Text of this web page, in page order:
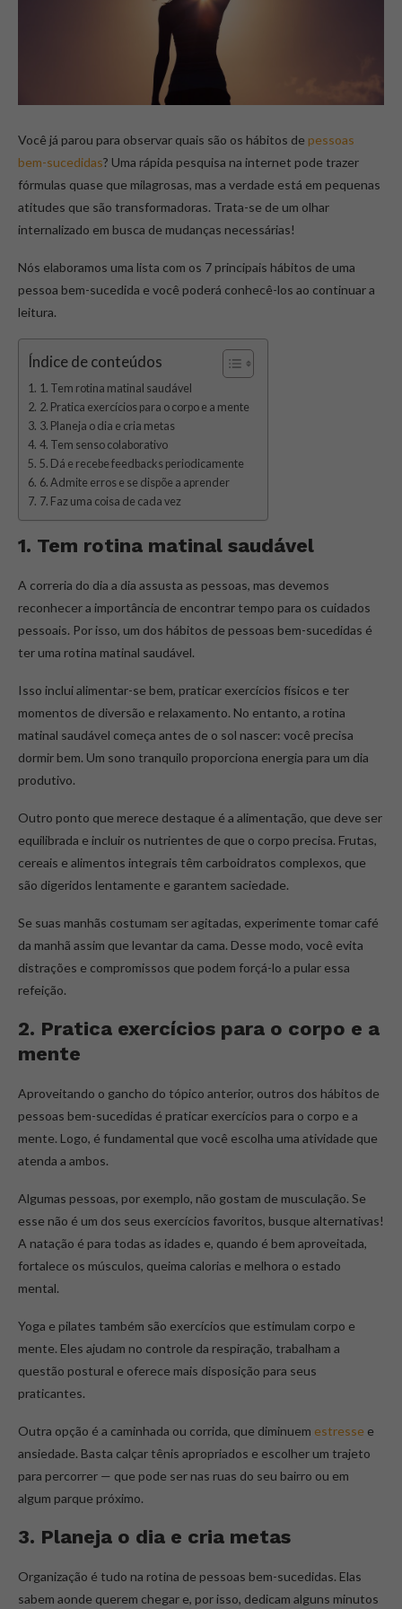
Você já parou para observar quais são os hábitos de pessoas
bem-sucedidas? Uma rápida pesquisa na internet pode trazer
fórmulas quase que milagrosas, mas a verdade está em pequenas
atitudes que são transformadoras. Trata-se de um olhar
internalizado em busca de mudanças necessárias!
Nós elaboramos uma lista com os 7 principais hábitos de uma
pessoa bem-sucedida e você poderá conhecê-los ao continuar a
leitura.
Índice de conteúdos
1. Tem rotina matinal saudável
2. Pratica exercícios para o corpo e a mente
3. Planeja o dia e cria metas
4. Tem senso colaborativo
5. Dá e recebe feedbacks periodicamente
6. Admite erros e se dispõe a aprender
7. Faz uma coisa de cada vez
1. Tem rotina matinal saudável
A correria do dia a dia assusta as pessoas, mas devemos
reconhecer a importância de encontrar tempo para os cuidados
pessoais. Por isso, um dos hábitos de pessoas bem-sucedidas é
ter uma rotina matinal saudável.
Isso inclui alimentar-se bem, praticar exercícios físicos e ter
momentos de diversão e relaxamento. No entanto, a rotina
matinal saudável começa antes de o sol nascer: você precisa
dormir bem. Um sono tranquilo proporciona energia para um dia
produtivo.
Outro ponto que merece destaque é a alimentação, que deve ser
equilibrada e incluir os nutrientes de que o corpo precisa. Frutas,
cereais e alimentos integrais têm carboidratos complexos, que
são digeridos lentamente e garantem saciedade.
Se suas manhãs costumam ser agitadas, experimente tomar café
da manhã assim que levantar da cama. Desse modo, você evita
distrações e compromissos que podem forçá-lo a pular essa
refeição.
2. Pratica exercícios para o corpo e a
mente
Aproveitando o gancho do tópico anterior, outros dos hábitos de
pessoas bem-sucedidas é praticar exercícios para o corpo e a
mente. Logo, é fundamental que você escolha uma atividade que
atenda a ambos.
Algumas pessoas, por exemplo, não gostam de musculação. Se
esse não é um dos seus exercícios favoritos, busque alternativas!
A natação é para todas as idades e, quando é bem aproveitada,
fortalece os músculos, queima calorias e melhora o estado
mental.
Yoga e pilates também são exercícios que estimulam corpo e
mente. Eles ajudam no controle da respiração, trabalham a
questão postural e oferece mais disposição para seus
praticantes.
Outra opção é a caminhada ou corrida, que diminuem estresse e
ansiedade. Basta calçar tênis apropriados e escolher um trajeto
para percorrer — que pode ser nas ruas do seu bairro ou em
algum parque próximo.
3. Planeja o dia e cria metas
Organização é tudo na rotina de pessoas bem-sucedidas. Elas
sabem aonde querem chegar e, por isso, dedicam alguns minutos